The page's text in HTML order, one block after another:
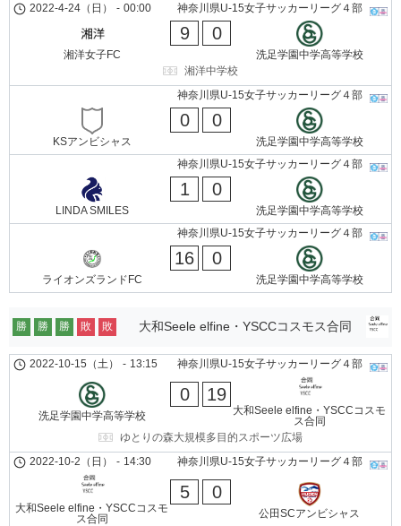
神奈川県U-15女子サッカーリーグ４部
2022-4-24（日） - 00:00
湘洋女子FC
9 0
洗足学園中学高等学校
湘洋中学校
神奈川県U-15女子サッカーリーグ４部
KSアンビシャス
0 0
洗足学園中学高等学校
神奈川県U-15女子サッカーリーグ４部
LINDA SMILES
1 0
洗足学園中学高等学校
神奈川県U-15女子サッカーリーグ４部
ライオンズランドFC
16 0
洗足学園中学高等学校
大和Seele elfine・YSCCコスモス合同
勝 勝 勝 敗 敗
神奈川県U-15女子サッカーリーグ４部
2022-10-15（土） - 13:15
洗足学園中学高等学校
0 19
大和Seele elfine・YSCCコスモ
ス合同
ゆとりの森大規模多目的スポーツ広場
神奈川県U-15女子サッカーリーグ４部
2022-10-2（日） - 14:30
大和Seele elfine・YSCCコスモ
ス合同
5 0
公田SCアンビシャス